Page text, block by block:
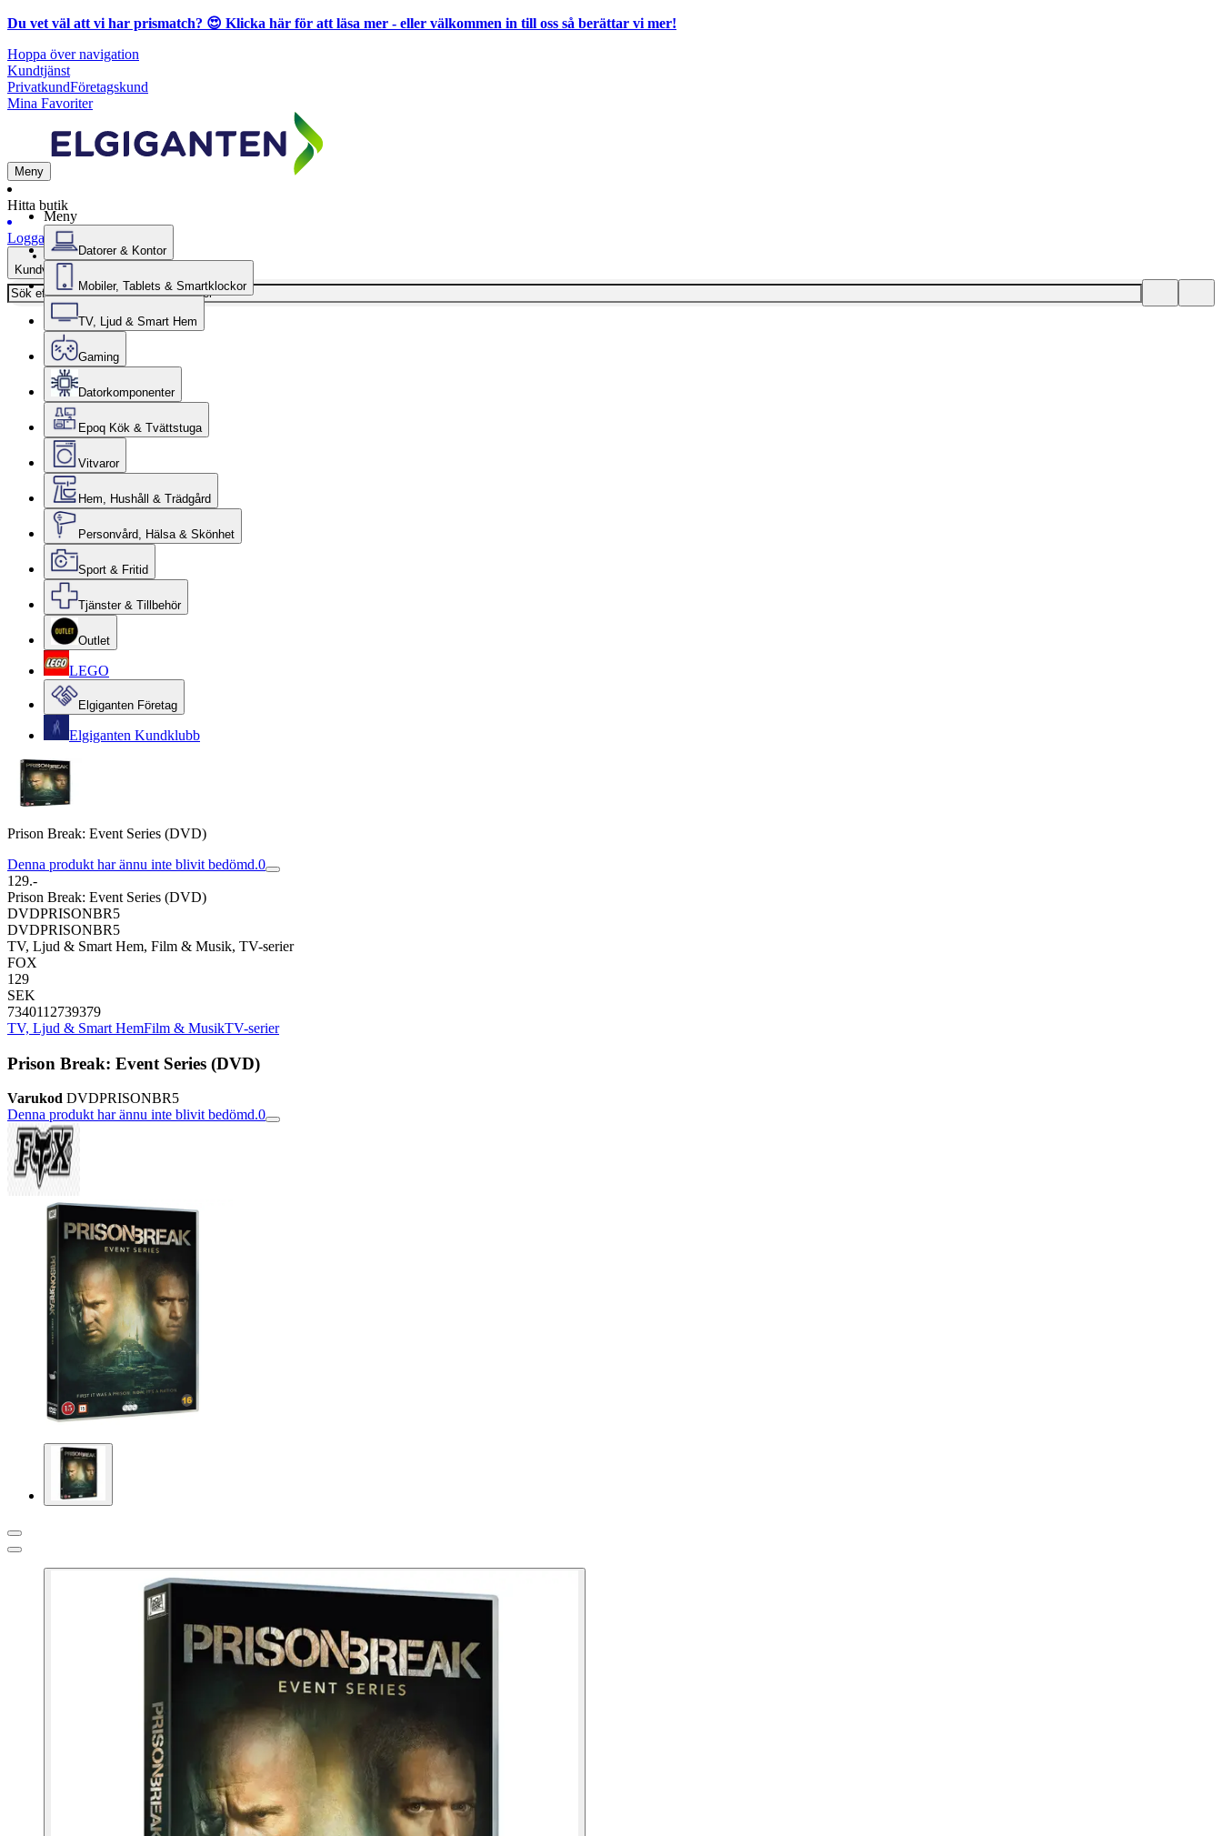
Du vet väl att vi har prismatch? 😍 Klicka här för att läsa mer - eller välkommen in till oss så berättar vi mer!
Hoppa över navigation
Kundtjänst
PrivatkundFöretagskund
Mina Favoriter
Meny
Hitta butik
Logga in
Kundvagn
Meny
Datorer & Kontor
Mobiler, Tablets & Smartklockor
TV, Ljud & Smart Hem
Gaming
Datorkomponenter
Epoq Kök & Tvättstuga
Vitvaror
Hem, Hushåll & Trädgård
Personvård, Hälsa & Skönhet
Sport & Fritid
Tjänster & Tillbehör
Outlet
LEGO
Elgiganten Företag
Elgiganten Kundklubb
Prison Break: Event Series (DVD)
Denna produkt har ännu inte blivit bedömd.0
129.-
Prison Break: Event Series (DVD)
DVDPRISONBR5
DVDPRISONBR5
TV, Ljud & Smart Hem, Film & Musik, TV-serier
FOX
129
SEK
7340112739379
TV, Ljud & Smart HemFilm & MusikTV-serier
Prison Break: Event Series (DVD)
Varukod DVDPRISONBR5
Denna produkt har ännu inte blivit bedömd.0